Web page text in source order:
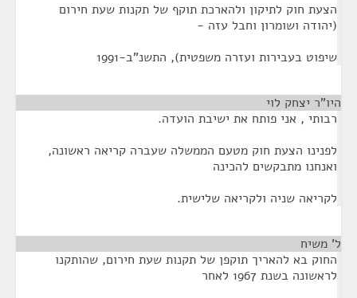
הצעת חוק לתיקון ולהארכת תוקף של תקנות שעת חירום
(יהודה ושומרון וחבל עזה -
שיפוט בעבירות ועזרה משפטית), התשנ"ב-1991
היו"ר יצחק לוי
רבותי , אני פותח את ישיבת הועדה.
לפנינו הצעת חוק מטעם הממשלה שעברה קריאה ראשונה,
ואנחנו מתבקשים להכינה
לקריאה שניה ולקריאה שלישית.
ל' משיח
החוק בא להאריך תוקפן של תקנות שעת חירום, שהותקנו
לראשונה בשנת 1967 לאחר